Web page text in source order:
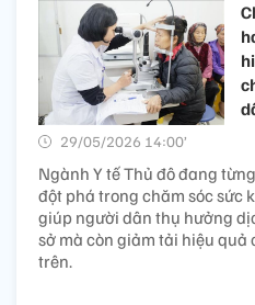
29/05/2026 14:00’
Ngành Y tế Thủ đô đang
đột phá trong chăm sóc sức
giúp người dân thụ hưởng
sở mà còn giảm tải hiệu quả
trên.